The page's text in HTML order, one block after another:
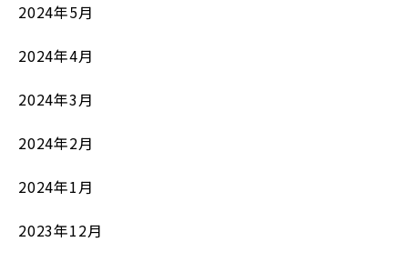
2024年5月
2024年4月
2024年3月
2024年2月
2024年1月
2023年12月